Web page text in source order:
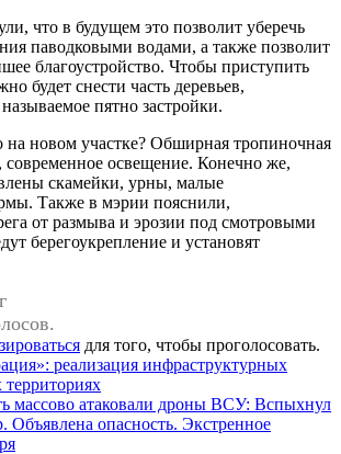
что в будущем это позволит уберечь
паводковыми водами, а также позволит
благоустройство. Чтобы приступить
будет снести часть деревьев,
пятно застройки.
на новом участке? Обширная тропиночная
современное освещение. Конечно же,
скамейки, урны, малые
Также в мэрии пояснили,
от размыва и эрозии под смотровыми
берегоукрепление и установят
для того, чтобы проголосовать.
реализация инфраструктурных
массово атаковали дроны ВСУ: Вспыхнул
опасность. Экстренное